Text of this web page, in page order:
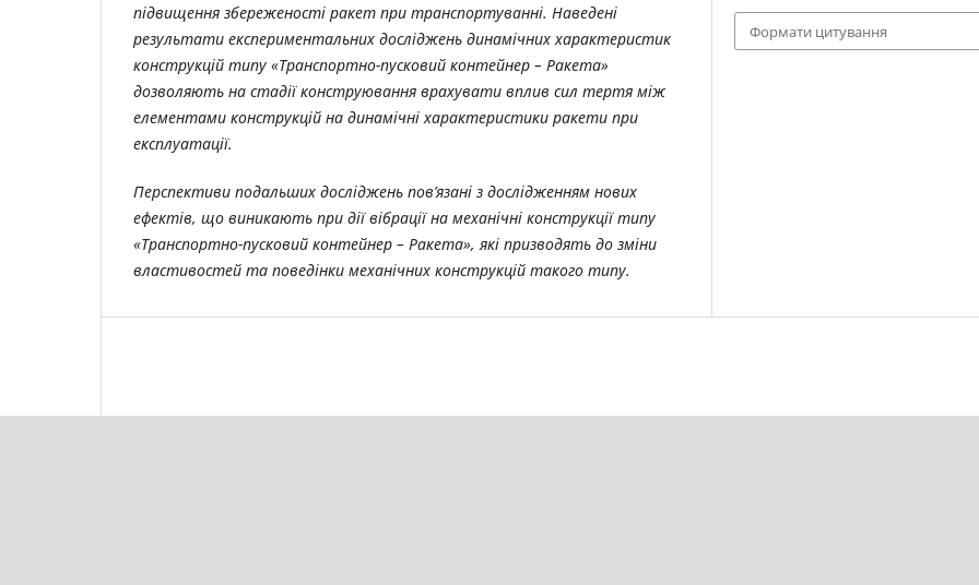
підвищення збереженості ракет при транспортуванні. Наведені
результати експериментальних досліджень динамічних характеристик
конструкцій типу «Транспортно-пусковий контейнер – Ракета»
дозволяють на стадії конструювання врахувати вплив сил тертя між
елементами конструкцій на динамічні характеристики ракети при
експлуатації.
Перспективи подальших досліджень пов’язані з дослідженням нових
ефектів, що виникають при дії вібрації на механічні конструкції типу
«Транспортно-пусковий контейнер – Ракета», які призводять до зміни
властивостей та поведінки механічних конструкцій такого типу.
Формати цитування